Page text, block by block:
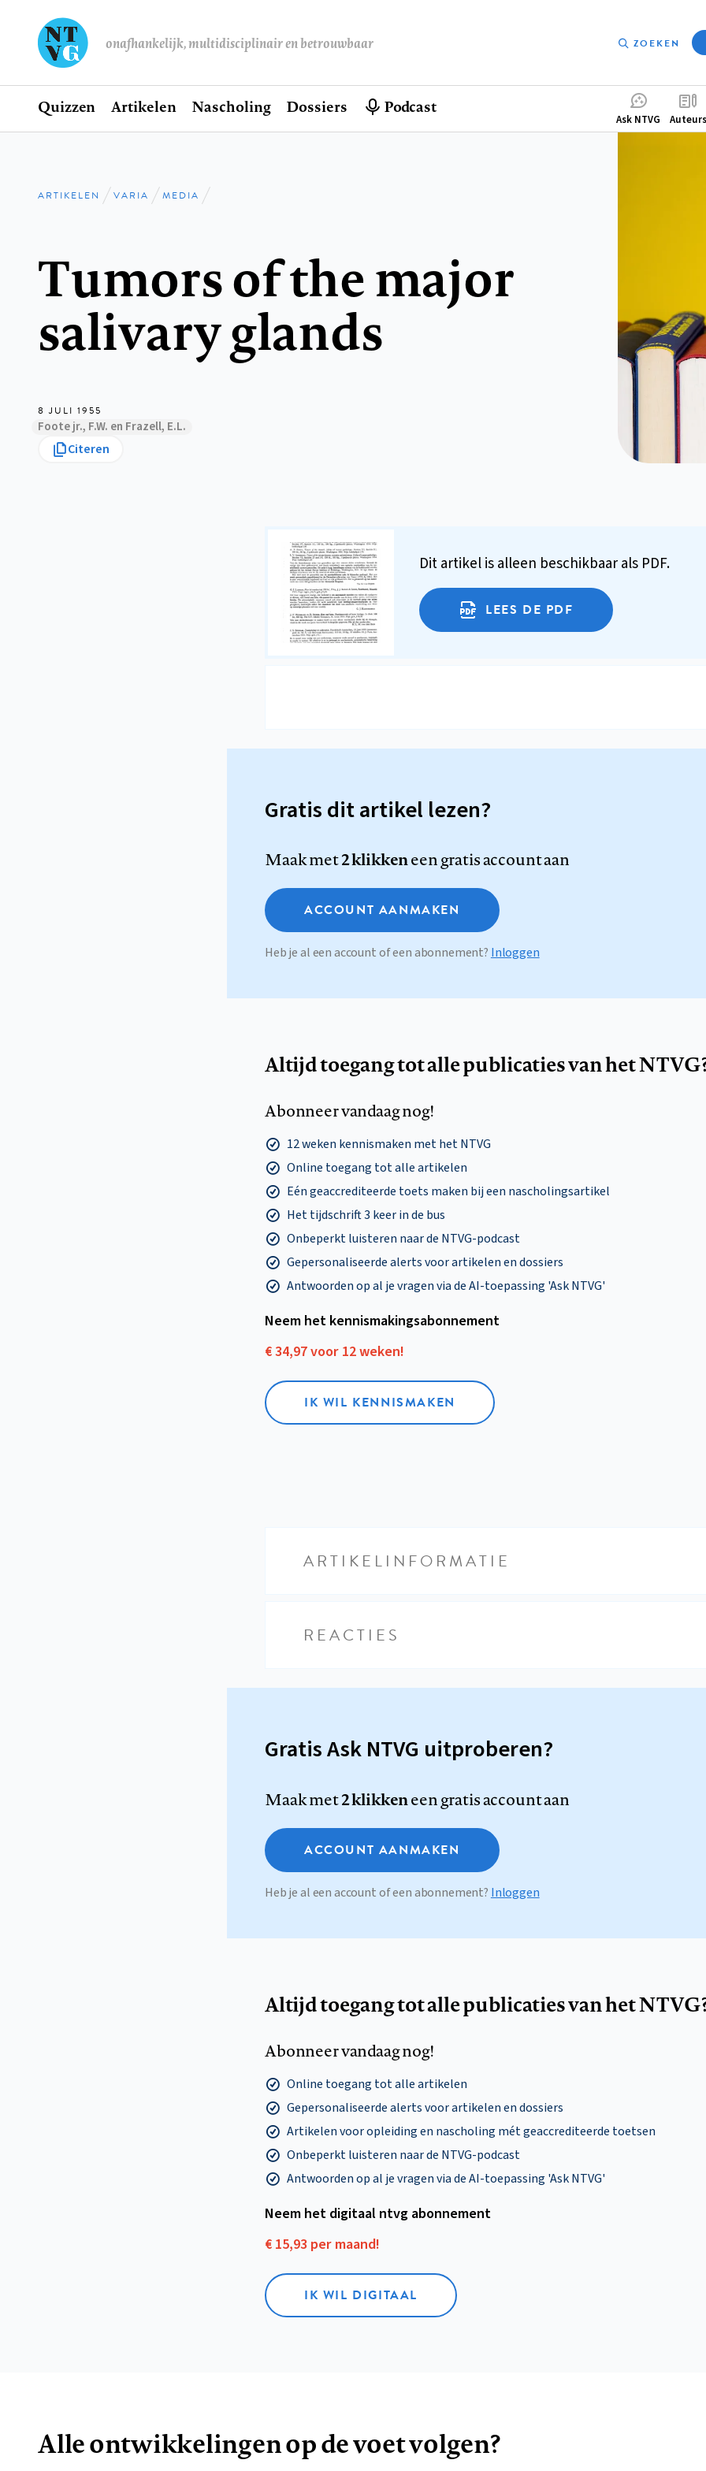
onafhankelijk, multidisciplinair en betrouwbaar ZOEKEN
Hoofdnavigatie
Home
Quizzen Artikelen Nascholing Dossiers Podcast
Ask NTVG Auteurs
Kruimelpad
ARTIKELEN VARIA MEDIA
Tumors of the major
salivary glands
8 JULI 1955
Foote jr., F.W. en Frazell, E.L.
Citeren
Dit artikel is alleen beschikbaar als PDF.
LEES DE PDF
Gratis dit artikel lezen?
Maak met2 klikkeneen gratis account aan
ACCOUNT AANMAKEN
Heb je al een account of een abonnement? Inloggen
Altijd toegang tot alle publicaties van het
Abonneer vandaag nog!
12 weken kennismaken met het NTVG
Online toegang tot alle artikelen
Eén geaccrediteerde toets maken bij een nascholingsartikel
Het tijdschrift 3 keer in de bus
Onbeperkt luisteren naar de NTVG-podcast
Gepersonaliseerde alerts voor artikelen en dossiers
Antwoorden op al je vragen via de AI-toepassing 'Ask NTVG'
Neem het kennismakings­abonnement
€ 34,97 voor 12 weken!
IK WIL KENNISMAKEN
ARTIKELINFORMATIE
REACTIES
Gratis Ask NTVG uitproberen?
Maak met2 klikkeneen gratis account aan
ACCOUNT AANMAKEN
Heb je al een account of een abonnement? Inloggen
Altijd toegang tot alle publicaties van het
Abonneer vandaag nog!
Online toegang tot alle artikelen
Gepersonaliseerde alerts voor artikelen en dossiers
Artikelen voor opleiding en nascholing mét geaccrediteerde toetsen
Onbeperkt luisteren naar de NTVG-podcast
Antwoorden op al je vragen via de AI-toepassing 'Ask NTVG'
Neem het digitaal ntvg abonnement
€ 15,93 per maand!
IK WIL DIGITAAL
Alle ontwikkelingen op de voet volgen?